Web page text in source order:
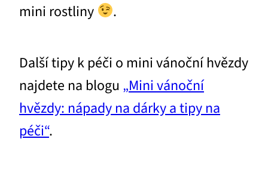
mini rostliny
.
Další tipy k péči o mini vánoční hvězdy
najdete na blogu „Mini vánoční
hvězdy: nápady na dárky a tipy na
péči“.